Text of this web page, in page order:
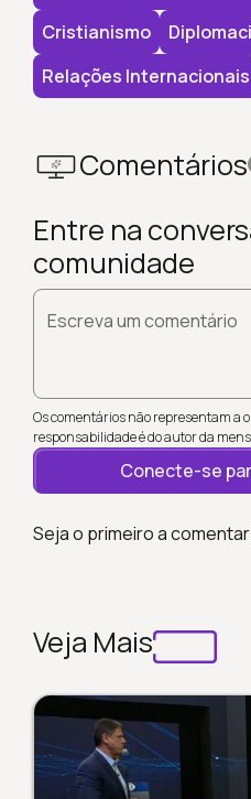
Cristianismo
Relações Internacionais
Comentários
Entre na
comunidade
Escreva um comentário
Os comentários não representam a
responsabilidade é do autor da
Conecte-se
Seja o primeiro a
Veja Mais